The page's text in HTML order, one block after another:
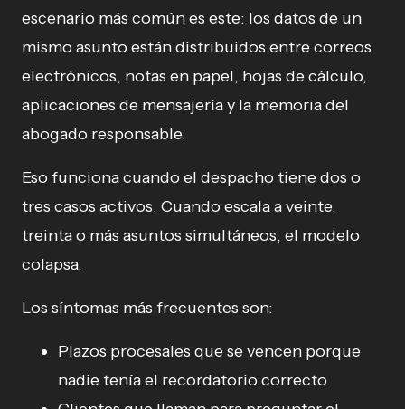
escenario más común es este: los datos de un
mismo asunto están distribuidos entre correos
electrónicos, notas en papel, hojas de cálculo,
aplicaciones de mensajería y la memoria del
abogado responsable.
Eso funciona cuando el despacho tiene dos o
tres casos activos. Cuando escala a veinte,
treinta o más asuntos simultáneos, el modelo
colapsa.
Los síntomas más frecuentes son:
Plazos procesales que se vencen porque
nadie tenía el recordatorio correcto